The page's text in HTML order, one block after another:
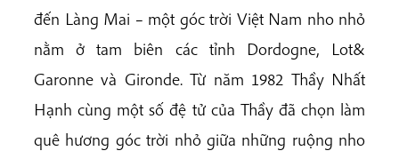
đến Làng Mai – một góc trời Việt Nam nho nhỏ
nằm ở tam biên các tỉnh Dordogne, Lot&
Garonne và Gironde. Từ năm 1982 Thầy Nhất
Hạnh cùng một số đệ tử của Thầy đã chọn làm
quê hương góc trời nhỏ giữa những ruộng nho